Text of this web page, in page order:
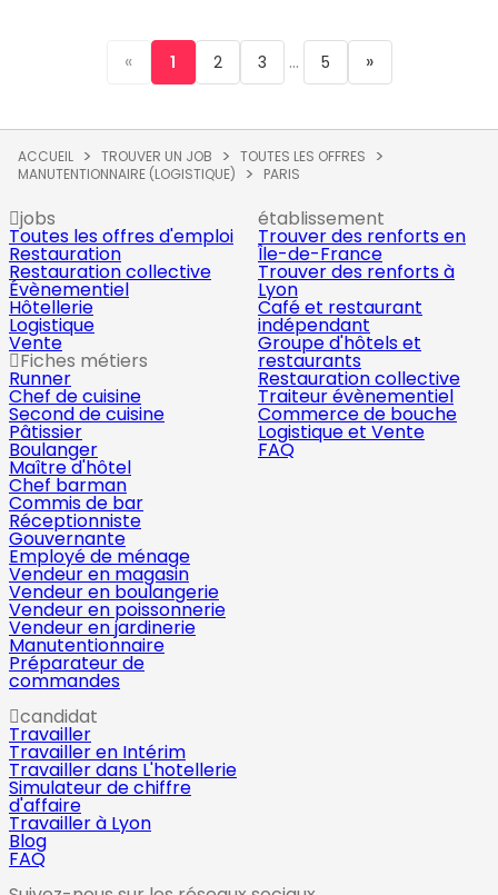
« 1 2 3 ... 5 »
ACCUEIL TROUVER UN JOB
TOUTES LES OFFRES
MANUTENTIONNAIRE (LOGISTIQUE)
PARIS
jobs
Toutes les offres d'emploi
Restauration
Restauration collective
Évènementiel
Hôtellerie
Logistique
Vente
Fiches métiers
Runner
Chef de cuisine
Second de cuisine
Pâtissier
Boulanger
Maître d'hôtel
Chef barman
Commis de bar
Réceptionniste
Gouvernante
Employé de ménage
Vendeur en magasin
Vendeur en boulangerie
Vendeur en poissonnerie
Vendeur en jardinerie
Manutentionnaire
Préparateur de
commandes
établissement
Trouver des renforts en
Île-de-France
Trouver des renforts à
Lyon
Café et restaurant
indépendant
Groupe d'hôtels et
restaurants
Restauration collective
Traiteur évènementiel
Commerce de bouche
Logistique et Vente
FAQ
candidat
Travailler
Travailler en Intérim
Travailler dans L'hotellerie
Simulateur de chiffre
d'affaire
Travailler à Lyon
Blog
FAQ